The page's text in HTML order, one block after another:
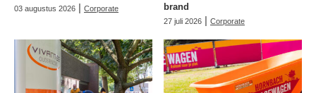
03 augustus 2026 | Corporate
brand
27 juli 2026 | Corporate